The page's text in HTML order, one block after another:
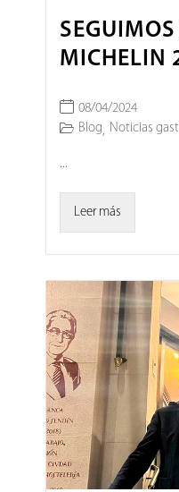
MICHELIN
08/04/2024
Blog, Noticias
...
Leer más